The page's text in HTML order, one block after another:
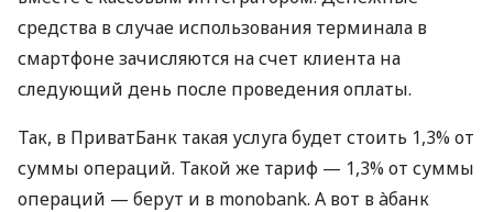
средства в случае использования терминала в
смартфоне зачисляются на счет клиента на
следующий день после проведения оплаты.
Так, в ПриватБанк такая услуга будет стоить 1,3% от
суммы операций. Такой же тариф — 1,3% от суммы
операций — берут и в monobank. А вот в àбанк